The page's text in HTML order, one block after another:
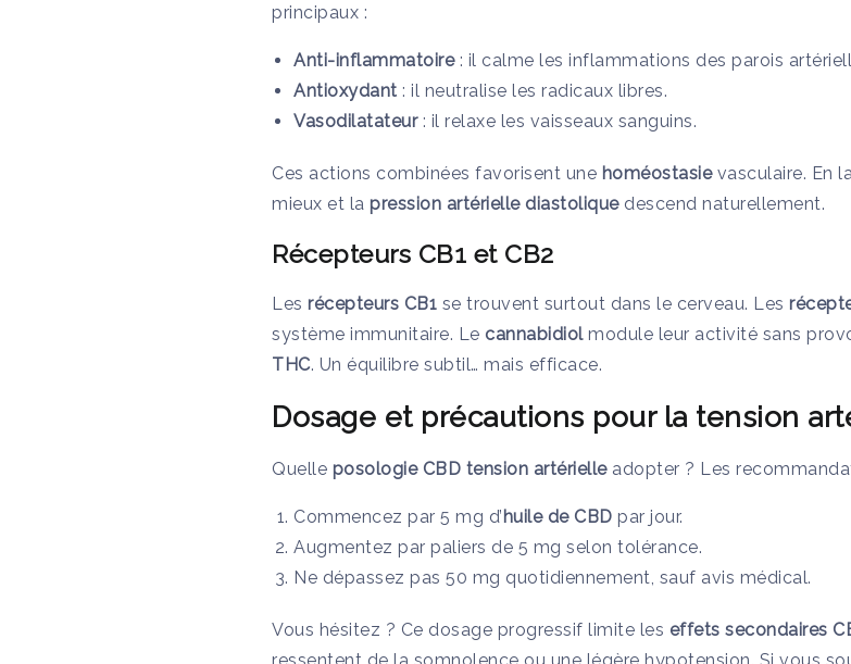
principaux :
Anti-inflammatoire: il calme les inflammations des parois
Antioxydant : il neutralise les radicaux libres.
Vasodilatateur: il relaxe les vaisseaux sanguins.
Ces actions combinées favorisent une homéostasievasculaire. En
mieux et lapression artérielle diastoliquedescend naturellement.
Récepteurs CB1 et CB2
Lesrécepteurs CB1 se trouvent surtout dans le cerveau. Les
système immunitaire. Le cannabidiolmodule leur activité sans
THC. Un équilibre subtil… mais efficace.
Dosage et précautions pour la tension
Quelle posologie CBD tension artérielleadopter ? Les
Commencez par 5 mg d’huile de CBD par jour.
Augmentez par paliers de 5 mg selon tolérance.
Ne dépassez pas 50 mg quotidiennement, sauf avis médical.
Vous hésitez ? Ce dosage progressif limite les effets secondaires
ressentent de la somnolence ou une légère hypotension. Si vous